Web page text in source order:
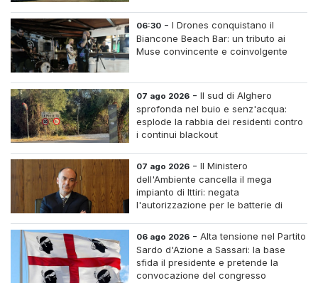
06:30 -I Drones conquistano il
Biancone Beach Bar: un tributo ai
Muse convincente e coinvolgente
07 ago 2026 -Il sud di Alghero
sprofonda nel buio e senz'acqua:
esplode la rabbia dei residenti contro
i continui blackout
07 ago 2026 -Il Ministero
dell'Ambiente cancella il mega
impianto di Ittiri: negata
l'autorizzazione per le batterie di
06 ago 2026 -Alta tensione nel Partito
Sardo d'Azione a Sassari: la base
sfida il presidente e pretende la
convocazione del congresso